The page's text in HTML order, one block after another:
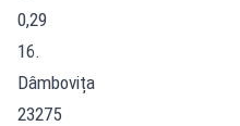
0,29
16.
Dâmbovița
23275